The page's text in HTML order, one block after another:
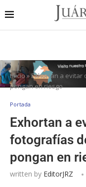
Inicio»Exhortan a evitar
pongan en riesgo
Portada
Exhortan a
fotografías
pongan en
written by EditorJRZ